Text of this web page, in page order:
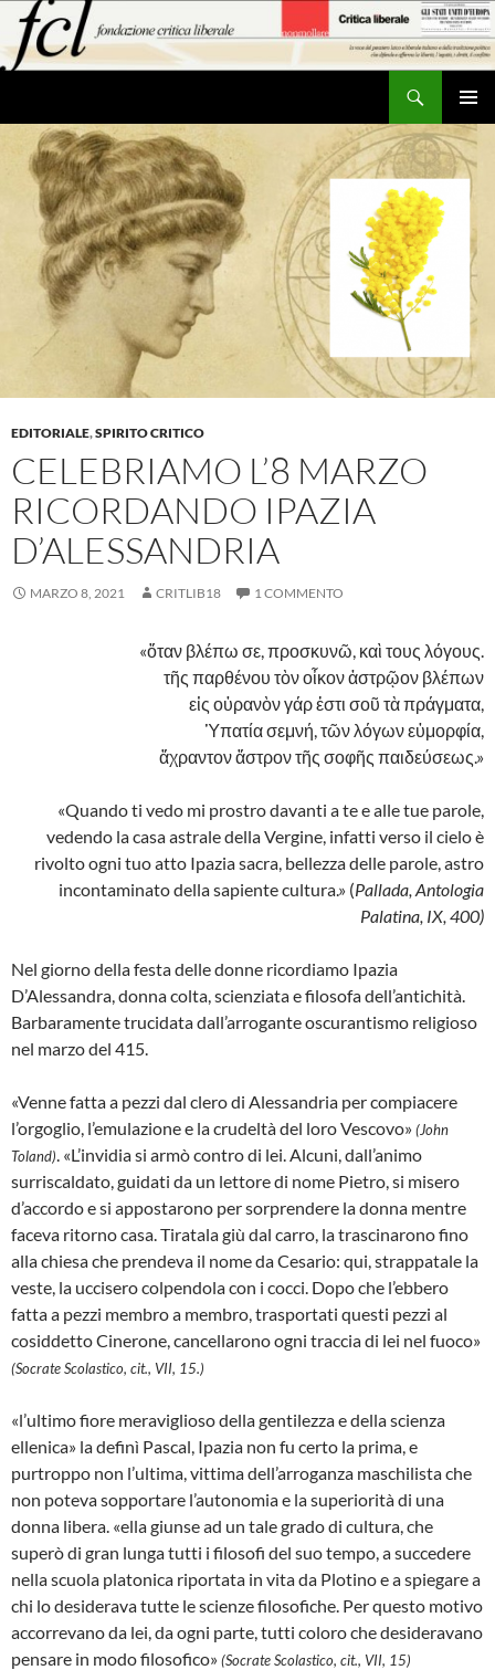
contenuto
MENU
EDITORIALE,SPIRITO CRITICO
CELEBRIAMO L’8 MARZO
RICORDANDO IPAZIA
D’ALESSANDRIA
MARZO 8, 2021 CRITLIB18 1 COMMENTO
«ὅταν βλέπω σε, προσκυνῶ, καὶ τους λόγους.
τῆς παρθένου τὸν οἶκον ἀστρῷον βλέπων
εἰς οὐρανὸν γάρ ἐστι σοῦ τὰ πράγματα,
Ὑπατία σεμνή, τῶν λόγων εὐμορφία,
ἄχραντον ἄστρον τῆς σοφῆς παιδεύσεως .»
«Quando ti vedo mi prostro davanti a te e alle tue parole,
vedendo la casa astrale della Vergine, infatti verso il cielo è
rivolto ogni tuo atto Ipazia sacra, bellezza delle parole, astro
incontaminato della sapiente cultura.» (Pallada, Antologia
Palatina, IX, 400)
Nel giorno della festa delle donne ricordiamo Ipazia
D’Alessandra, donna colta, scienziata e filosofa dell’antichità.
Barbaramente trucidata dall’arrogante oscurantismo religioso
nel marzo del 415.
«Venne fatta a pezzi dal clero di Alessandria per compiacere
l’orgoglio, l’emulazione e la crudeltà del loro Vescovo»(John
Toland) . «L’invidia si armò contro di lei. Alcuni, dall’animo
surriscaldato, guidati da un lettore di nome Pietro, si misero
d’accordo e si appostarono per sorprendere la donna mentre
faceva ritorno casa. Tiratala giù dal carro, la trascinarono fino
alla chiesa che prendeva il nome da Cesario: qui, strappatale la
veste, la uccisero colpendola con i cocci. Dopo che l’ebbero
fatta a pezzi membro a membro, trasportati questi pezzi al
cosiddetto Cinerone, cancellarono ogni traccia di lei nel fuoco»
(Socrate Scolastico, cit., VII, 15.)
«l’ultimo fiore meraviglioso della gentilezza e della scienza
ellenica» la definì Pascal, Ipazia non fu certo la prima, e
purtroppo non l’ultima, vittima dell’arroganza maschilista che
non poteva sopportare l’autonomia e la superiorità di una
donna libera. «ella giunse ad un tale grado di cultura, che
superò di gran lunga tutti i filosofi del suo tempo, a succedere
nella scuola platonica riportata in vita da Plotino e a spiegare a
chi lo desiderava tutte le scienze filosofiche. Per questo motivo
accorrevano da lei, da ogni parte, tutti coloro che desideravano
pensare in modo filosofico»(Socrate Scolastico, cit., VII, 15)